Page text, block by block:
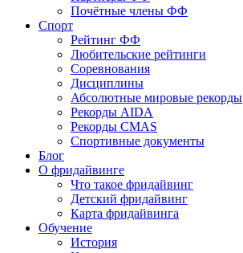
Почётные члены ФФ
Спорт
Рейтинг ФФ
Любительские рейтинги
Соревнования
Дисциплины
Абсолютные мировые рекорды
Рекорды AIDA
Рекорды CMAS
Спортивные документы
Блог
О фридайвинге
Что такое фридайвинг
Детский фридайвинг
Карта фридайвинга
Обучение
История